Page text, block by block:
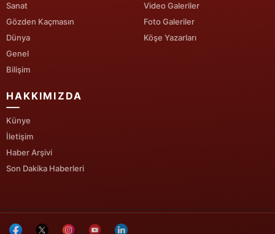
Karabük
Kilis
Sanat
Gözden Kaçmasın
Dünya
Genel
Bilişim
Video Galeriler
Foto Galeriler
Köşe Yazarları
HAKKIMIZDA
Künye
İletişim
Haber Arşivi
Son Dakika Haberleri